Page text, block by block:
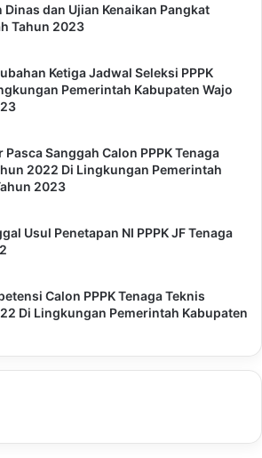
Dinas dan Ujian Kenaikan Pangkat
Tahun 2023
Ketiga Jadwal Seleksi PPPK
Pemerintah Kabupaten Wajo
Sanggah Calon PPPK Tenaga
2022 Di Lingkungan Pemerintah
2023
Usul Penetapan NI PPPK JF Tenaga
Calon PPPK Tenaga Teknis
Di Lingkungan Pemerintah Kabupaten